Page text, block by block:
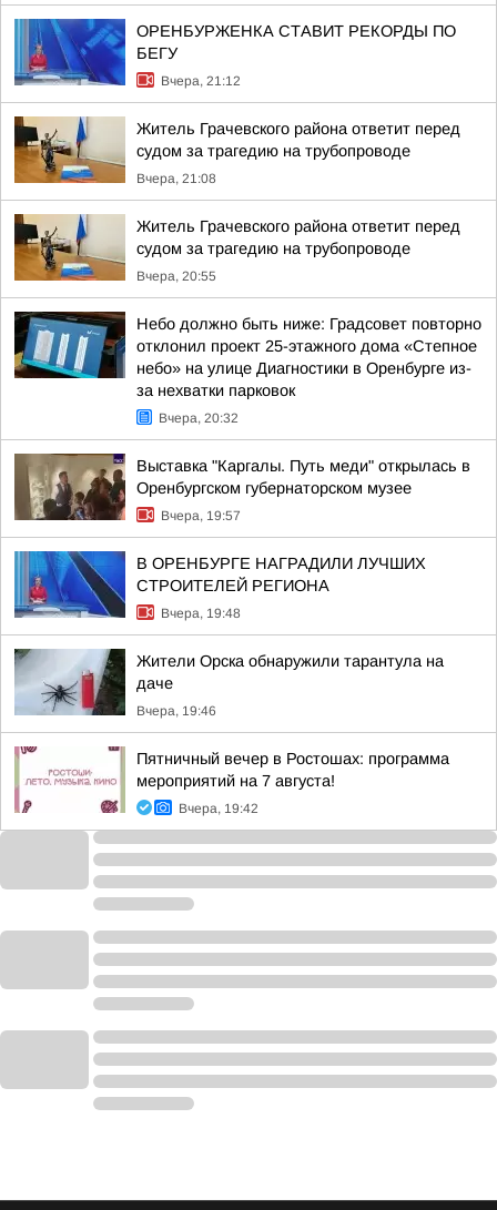
ОРЕНБУРЖЕНКА СТАВИТ РЕКОРДЫ ПО
БЕГУ
Вчера, 21:12
Житель Грачевского района ответит перед
судом за трагедию на трубопроводе
Вчера, 21:08
Житель Грачевского района ответит перед
судом за трагедию на трубопроводе
Вчера, 20:55
Небо должно быть ниже: Градсовет повторно
отклонил проект 25-этажного дома «Степное
небо» на улице Диагностики в Оренбурге из-
за нехватки парковок
Вчера, 20:32
Выставка "Каргалы. Путь меди" открылась в
Оренбургском губернаторском музее
Вчера, 19:57
В ОРЕНБУРГЕ НАГРАДИЛИ ЛУЧШИХ
СТРОИТЕЛЕЙ РЕГИОНА
Вчера, 19:48
Жители Орска обнаружили тарантула на
даче
Вчера, 19:46
Пятничный вечер в Ростошах: программа
мероприятий на 7 августа!
Вчера, 19:42